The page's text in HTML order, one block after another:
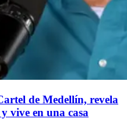
de Medellín, revela
vive en una casa